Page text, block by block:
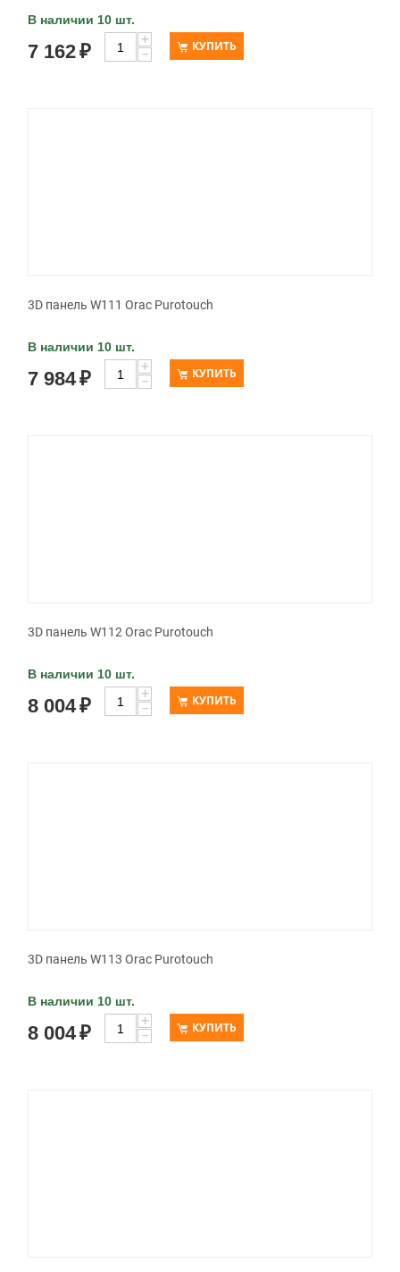
В наличии 10 шт.
7 162₽
+
−
КУПИТЬ
3D панель W111 Orac Purotouch
В наличии 10 шт.
7 984₽
+
−
КУПИТЬ
3D панель W112 Orac Purotouch
В наличии 10 шт.
8 004₽
+
−
КУПИТЬ
3D панель W113 Orac Purotouch
В наличии 10 шт.
8 004₽
+
−
КУПИТЬ